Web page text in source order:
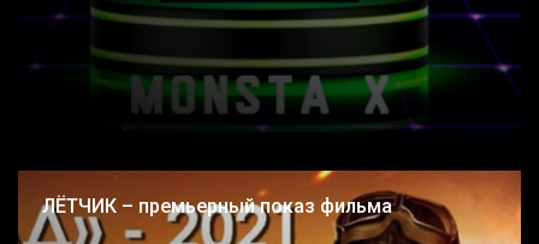
ЛЁТЧИК – премьерный показ фильма